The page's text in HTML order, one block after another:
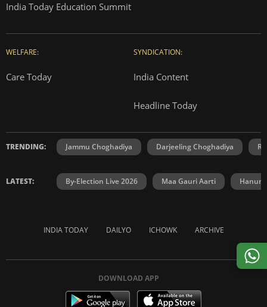
India Today Education Summit
WELFARE:
Care Today
SYNDICATION:
India Content
Headline Today
TRENDING: Jammu Choghadiya Darjeeling Choghadiya
LATEST: By-Election Live 2026 Maa Gauri Aarti
INDIA TODAY DAILYO ICHOWK ARCHIVE
DOWNLOAD APP